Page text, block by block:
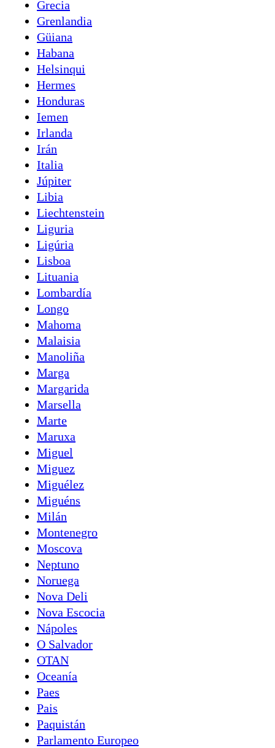
Grecia
Grenlandia
Güiana
Habana
Helsinqui
Hermes
Honduras
Iemen
Irlanda
Irán
Italia
Júpiter
Libia
Liechtenstein
Liguria
Ligúria
Lisboa
Lituania
Lombardía
Longo
Mahoma
Malaisia
Manoliña
Marga
Margarida
Marsella
Marte
Maruxa
Miguel
Miguez
Miguélez
Miguéns
Milán
Montenegro
Moscova
Neptuno
Noruega
Nova Deli
Nova Escocia
Nápoles
O Salvador
OTAN
Oceanía
Paes
Pais
Paquistán
Parlamento Europeo